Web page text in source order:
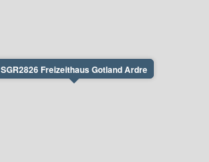
SGR2826 Freizeithaus Gotland Ardre